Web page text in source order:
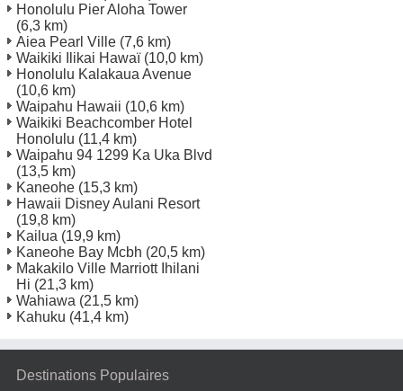
Honolulu Pier Aloha Tower
(6,3 km)
Aiea Pearl Ville (7,6 km)
Waikiki Ilikai Hawaï(10,0 km)
Honolulu Kalakaua Avenue
(10,6 km)
Waipahu Hawaii (10,6 km)
Waikiki Beachcomber Hotel
Honolulu (11,4 km)
Waipahu 94 1299 Ka Uka Blvd
(13,5 km)
Kaneohe (15,3 km)
Hawaii Disney Aulani Resort
(19,8 km)
Kailua (19,9 km)
Kaneohe Bay Mcbh (20,5 km)
Makakilo Ville Marriott Ihilani
Hi (21,3 km)
Wahiawa (21,5 km)
Kahuku (41,4 km)
Destinations Populaires